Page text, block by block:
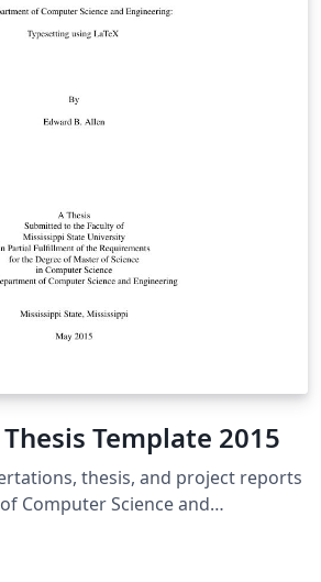
Thesis Template 2015
thesis, and project reports
Computer Science and
State University: Typesetting